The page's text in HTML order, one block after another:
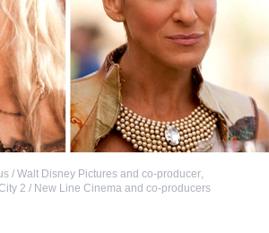
/ Walt Disney Pictures and co-producer,
2 / New Line Cinema and co-producers